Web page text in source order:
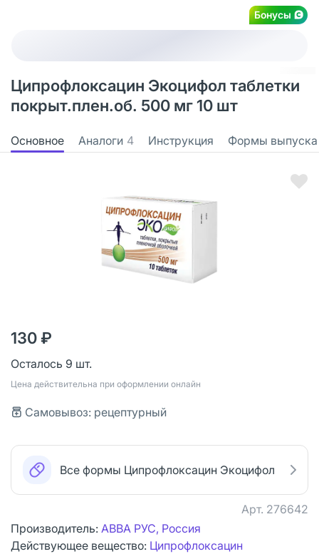
Бонусы
Ципрофлоксацин Экоцифол таблетки
покрыт.плен.об. 500 мг 10 шт
Основное Аналоги 4 Инструкция Формы выпуска
130 ₽
Осталось 9 шт.
Цена действительна при оформлении онлайн
Самовывоз: рецептурный
Все формы Ципрофлоксацин Экоцифол
Арт. 276642
Производитель: АВВА РУС, Россия
Действующее вещество: Ципрофлоксацин